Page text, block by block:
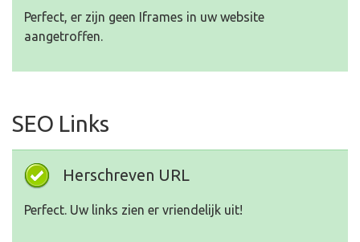
Perfect, er zijn geen Iframes in uw website
aangetroffen.
SEO Links
Herschreven URL
Perfect. Uw links zien er vriendelijk uit!